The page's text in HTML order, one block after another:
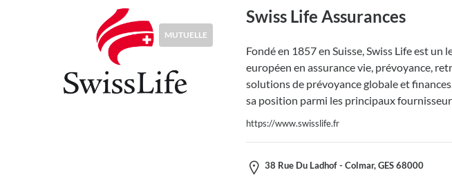
MUTUELLE
Swiss Life Assurances
Fondé en 1857 en Suisse, Swiss Life est un
européen en assurance vie, prévoyance,
solutions de prévoyance globale et
sa position parmi les principaux
https://www.swisslife.fr
38 Rue Du Ladhof - Colmar, GES 68000